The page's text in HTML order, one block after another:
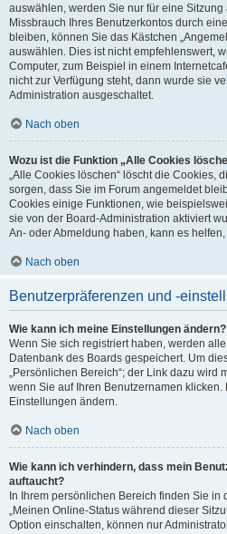
auswählen, werden Sie nur für eine
Missbrauch Ihres Benutzerkontos durch
bleiben, können Sie das Kästchen
auswählen. Dies ist nicht empfehlenswert,
Computer, zum Beispiel in einem
nicht zur Verfügung steht, dann wurde sie
Administration ausgeschaltet.
Nach oben
Wozu ist die Funktion „Alle Cookies
„Alle Cookies löschen“ löscht die Cookies,
sorgen, dass Sie im Forum angemeldet
Cookies einige Funktionen, wie
sie von der Board-Administration aktiviert
An- oder Abmeldung haben, kann es
Nach oben
Benutzerpräferenzen und -
Wie kann ich meine Einstellungen ändern?
Wenn Sie sich registriert haben, werden
Datenbank des Boards gespeichert. Um
„Persönlichen Bereich“; der Link dazu wird
wenn Sie auf Ihren Benutzernamen klicken.
Einstellungen ändern.
Nach oben
Wie kann ich verhindern, dass mein
auftaucht?
In Ihrem persönlichen Bereich finden Sie
„Meinen Online-Status während dieser
Option einschalten, können nur